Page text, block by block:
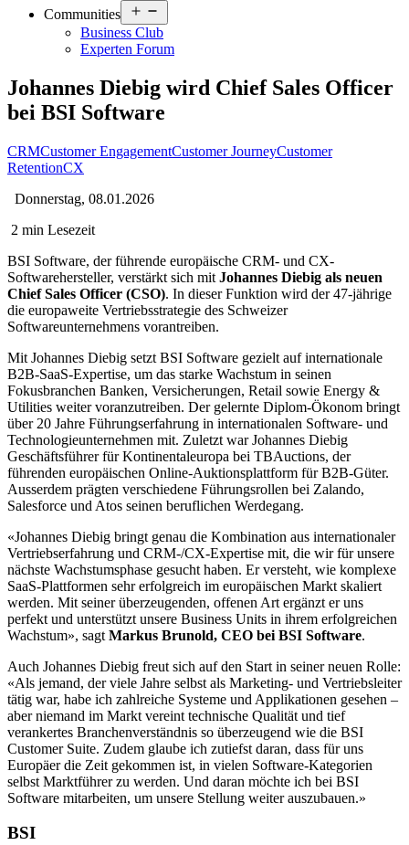
Communities
menu
Business Club
Experten Forum
Johannes Diebig wird Chief Sales Officer
bei BSI Software
CRMCustomer EngagementCustomer JourneyCustomer
RetentionCX
Donnerstag, 08.01.2026
2 min Lesezeit
BSI Software, der führende europäische CRM- und CX-
Softwarehersteller, verstärkt sich mit Johannes Diebig als neuen
Chief Sales Officer (CSO). In dieser Funktion wird der 47-jährige
die europaweite Vertriebsstrategie des Schweizer
Softwareunternehmens vorantreiben.
Mit Johannes Diebig setzt BSI Software gezielt auf internationale
B2B-SaaS-Expertise, um das starke Wachstum in seinen
Fokusbranchen Banken, Versicherungen, Retail sowie Energy &
Utilities weiter voranzutreiben. Der gelernte Diplom-Ökonom bringt
über 20 Jahre Führungserfahrung in internationalen Software- und
Technologieunternehmen mit. Zuletzt war Johannes Diebig
Geschäftsführer für Kontinentaleuropa bei TBAuctions, der
führenden europäischen Online-Auktionsplattform für B2B-Güter.
Ausserdem prägten verschiedene Führungsrollen bei Zalando,
Salesforce und Atos seinen beruflichen Werdegang.
«Johannes Diebig bringt genau die Kombination aus internationaler
Vertriebserfahrung und CRM-/CX-Expertise mit, die wir für unsere
nächste Wachstumsphase gesucht haben. Er versteht, wie komplexe
SaaS-Plattformen sehr erfolgreich im europäischen Markt skaliert
werden. Mit seiner überzeugenden, offenen Art ergänzt er uns
perfekt und unterstützt unsere Business Units in ihrem erfolgreichen
Wachstum», sagt Markus Brunold, CEO bei BSI Software.
Auch Johannes Diebig freut sich auf den Start in seiner neuen Rolle:
«Als jemand, der viele Jahre selbst als Marketing- und Vertriebsleiter
tätig war, habe ich zahlreiche Systeme und Applikationen gesehen –
aber niemand im Markt vereint technische Qualität und tief
verankertes Branchenverständnis so überzeugend wie die BSI
Customer Suite. Zudem glaube ich zutiefst daran, dass für uns
Europäer die Zeit gekommen ist, in vielen Software-Kategorien
selbst Marktführer zu werden. Und daran möchte ich bei BSI
Software mitarbeiten, um unsere Stellung weiter auszubauen.»
BSI